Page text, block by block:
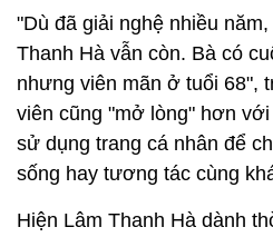
"Dù đã giải nghệ nhiều
Thanh Hà vẫn còn. Bà có
nhưng viên mãn ở tuổi 68",
viên cũng "mở lòng" hơn
sử dụng trang cá nhân để
sống hay tương tác cùng
Hiện Lâm Thanh Hà dành